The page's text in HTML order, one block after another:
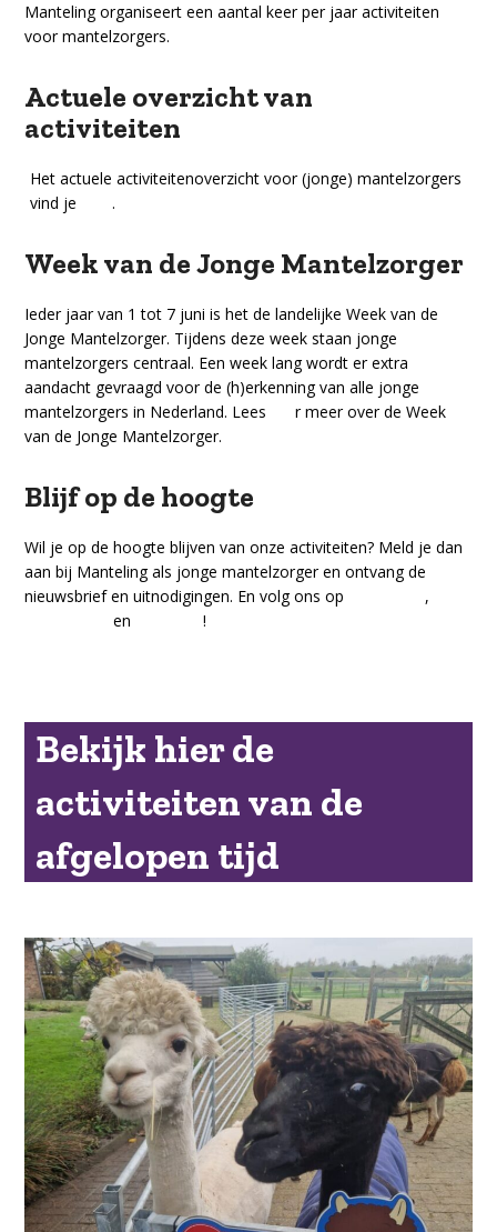
Manteling organiseert een aantal keer per jaar activiteiten
voor mantelzorgers.
Actuele overzicht van
activiteiten
Het actuele activiteitenoverzicht voor (jonge) mantelzorgers
vind je
hier.
Week van de Jonge Mantelzorger
Ieder jaar van 1 tot 7 juni is het de landelijke Week van de
Jonge Mantelzorger. Tijdens deze week staan jonge
mantelzorgers centraal. Een week lang wordt er extra
aandacht gevraagd voor de (h)erkenning van alle jonge
mantelzorgers in Nederland. Lees
hier meer over de Week
van de Jonge Mantelzorger.
Blijf op de hoogte
Wil je op de hoogte blijven van onze activiteiten? Meld je dan
aan bij Manteling als jonge mantelzorger en ontvang de
nieuwsbrief en uitnodigingen. En volg ons op
,
en LinkedIn!
Bekijk hier de
activiteiten van de
afgelopen tijd